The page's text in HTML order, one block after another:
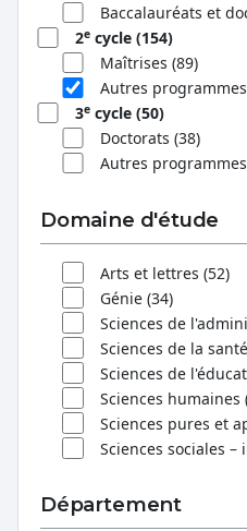
Baccalauréats et
2e cycle (154)
Maîtrises (89)
Autres
3e cycle (50)
Doctorats (38)
Autres
Domaine d'étude
Arts et lettres (52)
Génie (34)
Sciences de
Sciences de la
Sciences de
Sciences humaines
Sciences pures et
Sciences sociales –
Département